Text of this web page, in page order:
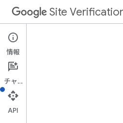
Site
リソースの概要
ウェブリソース
情報
チャット
API